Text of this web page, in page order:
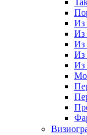
Из
Из
Из
Из